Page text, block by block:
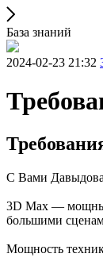
База знаний
2024-02-23 21:32
С Вами Давыдова
3D Max —
большими
Мощность